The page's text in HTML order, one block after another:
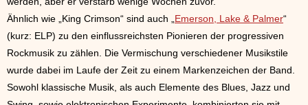
Ähnlich wie „King Crimson“ sind auch „Emerson, Lake & Palmer“
(kurz: ELP) zu den einflussreichsten Pionieren der progressiven
Rockmusik zu zählen. Die Vermischung verschiedener Musikstile
wurde dabei im Laufe der Zeit zu einem Markenzeichen der Band.
Sowohl klassische Musik, als auch Elemente des Blues, Jazz und